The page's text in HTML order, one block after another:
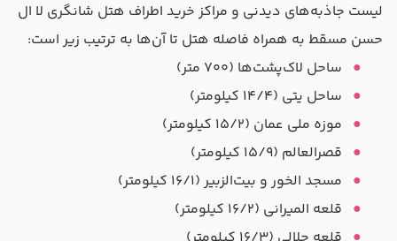
لیست جاذبه‌های دیدنی و مراکز خرید اطراف هتل شانگری لا ال
حسن مسقط به همراه فاصله هتل تا آن‌ها به ترتیب زیر است:
ساحل لاک‌پشت‌ها (۷۰۰ متر)
ساحل یتی (۱۴/۴ کیلومتر)
موزه ملی عمان (۱۵/۲ کیلومتر)
قصرالعالم (۱۵/۹ کیلومتر)
مسجد الخور و بیت‌الزبیر (۱۶/۱ کیلومتر)
قلعه المیرانی (۱۶/۲ کیلومتر)